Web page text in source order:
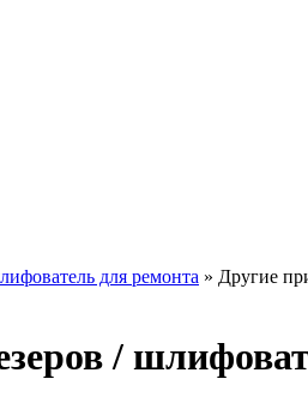
для ремонта » Другие
/